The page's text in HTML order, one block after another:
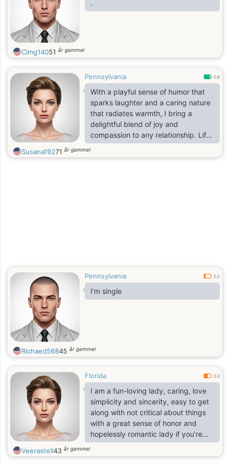
.
Clmg14051 år gammel
Pennsylvania 0.8
With a playful sense of humor that
sparks laughter and a caring nature
that radiates warmth, I bring a
delightful blend of joy and
compassion to any relationship. Life
with me is an adventure filled with
shared laughter, heartfelt
Susana19271 år gammel
Pennsylvania 0.2
I’m single
Richaed56845 år gammel
Florida 0.3
I am a fun-loving lady, caring, love
simplicity and sincerity, easy to get
along with not critical about things
with a great sense of honor and
hopelessly romantic lady if you're
interested in connecting with me at
veraroy1111 at g male and I could
Veerastell43 år gammel